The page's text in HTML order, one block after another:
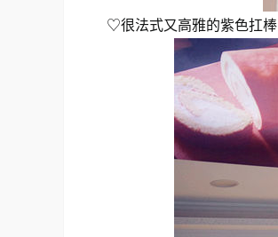
♡很法式又高雅的紫色扛棒